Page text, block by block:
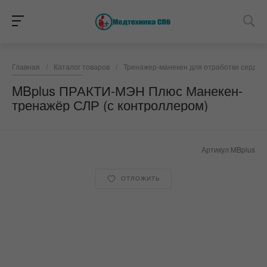
Главная / Каталог товаров / Тренажер-манекен для отработки
MBplus ПРАКТИ-МЭН Плюс Манекен-
тренажёр СЛР (с контроллером)
Артикул MBplus
ОТЛОЖИТЬ